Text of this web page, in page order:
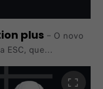
plus – O novo
ESC, que
a tração ideal em
ESC controla a